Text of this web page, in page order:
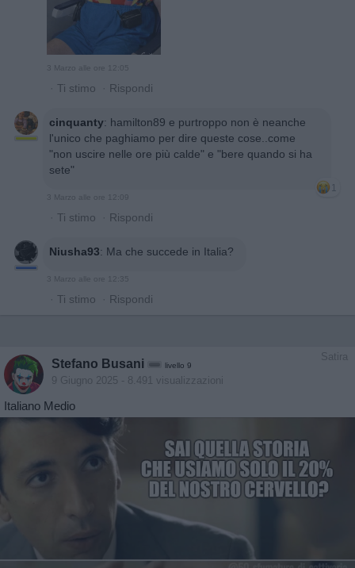
3 Marzo alle ore 12:05
· Ti stimo · Rispondi
cinquanty: hamilton89 e purtroppo non è neanche
l'unico che paghiamo per dire queste cose..come
"non uscire nelle ore più calde" e "bere quando si ha
sete"
1
3 Marzo alle ore 12:09
· Ti stimo · Rispondi
Niusha93: Ma che succede in Italia?
3 Marzo alle ore 12:35
· Ti stimo · Rispondi
Satira
Stefano Busani livello 9
9 Giugno 2025 - 8.491 visualizzazioni
Italiano Medio